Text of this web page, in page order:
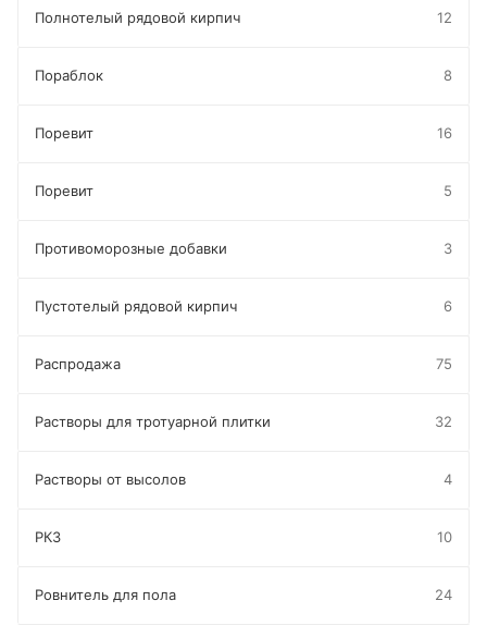
Полнотелый рядовой кирпич 12
Пораблок 8
Поревит 16
Поревит 5
Противоморозные добавки 3
Пустотелый рядовой кирпич 6
Распродажа 75
Растворы для тротуарной плитки 32
Растворы от высолов 4
РКЗ 10
Ровнитель для пола 24